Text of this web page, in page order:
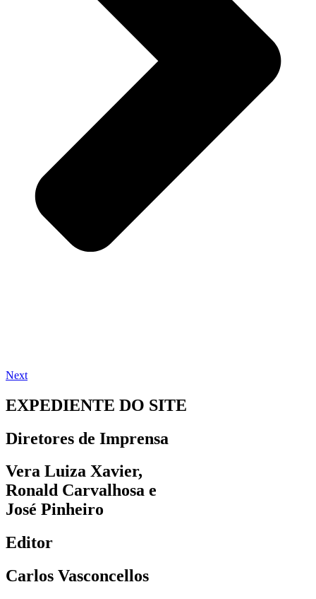
Next
EXPEDIENTE DO SITE
Diretores de Imprensa
Vera Luiza Xavier,
Ronald Carvalhosa e
José Pinheiro
Editor
Carlos Vasconcellos